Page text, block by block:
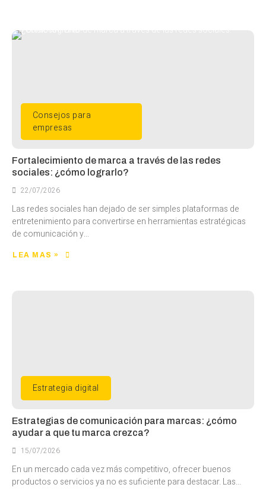
Consejos para
empresas
Fortalecimiento de marca a través de las redes
sociales: ¿cómo lograrlo?
22/07/2026
Las redes sociales han dejado de ser simples plataformas de
entretenimiento para convertirse en herramientas estratégicas
de comunicación y...
LEA MAS »
Estrategia digital
Estrategias de comunicación para marcas: ¿cómo
ayudar a que tu marca crezca?
15/07/2026
En un mercado cada vez más competitivo, ofrecer buenos
productos o servicios ya no es suficiente para destacar. Las...